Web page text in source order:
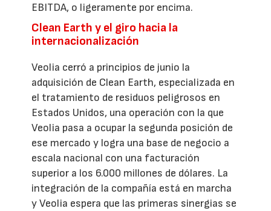
EBITDA, o ligeramente por encima.
Clean Earth y el giro hacia la
internacionalización
Veolia cerró a principios de junio la
adquisición de Clean Earth, especializada en
el tratamiento de residuos peligrosos en
Estados Unidos, una operación con la que
Veolia pasa a ocupar la segunda posición de
ese mercado y logra una base de negocio a
escala nacional con una facturación
superior a los 6.000 millones de dólares. La
integración de la compañía está en marcha
y Veolia espera que las primeras sinergias se